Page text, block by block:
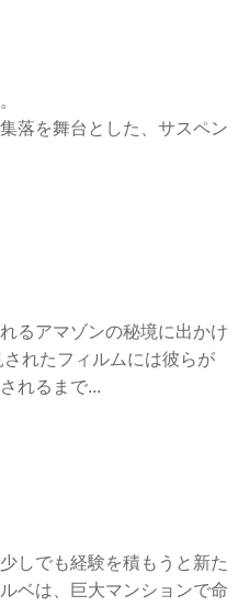
落を舞台とした、サスペン
るアマゾンの秘境に出かけ
れたフィルムには彼らが
れるまで...
しでも経験を積もうと新た
ベは、巨大マンションで命